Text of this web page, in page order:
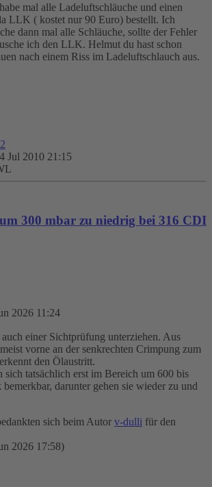
mal alle Ladeluftschläuche und einen
LLK ( kostet nur 90 Euro) bestellt. Ich
dann mal alle Schläuche, sollte der Fehler
ich den LLK. Helmut du hast schon
nach einem Riss im Ladeluftschlauch aus.
Jul 2010 21:15
300 mbar zu niedrig bei 316 CDI
2026 11:24
einer Sichtprüfung unterziehen. Aus
vorne an der senkrechten Crimpung zum
den Ölaustritt.
sich tatsächlich erst im Bereich um 600 bis
darunter gehen sie wieder zu und
sich beim Autor v-dulli für den
2026 17:58)